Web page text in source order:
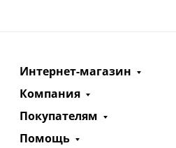
Интернет-магазин
Компания
Покупателям
Помощь